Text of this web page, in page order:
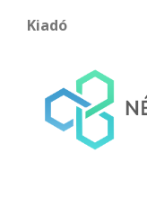
Kiadó